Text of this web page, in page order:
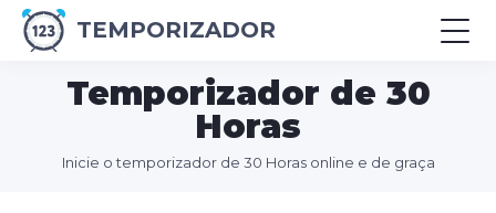
TEMPORIZADOR
Temporizador de 30
Horas
Inicie o temporizador de 30 Horas online e de graça